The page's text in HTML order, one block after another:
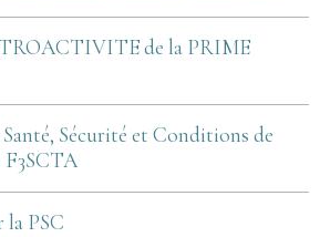
de la PRIME
Sécurité et Conditions de
F3SCTA
PSC